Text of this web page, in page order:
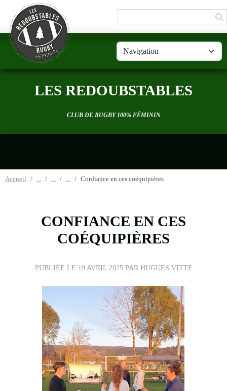
LES REDOUBSTABLES
CLUB DE RUGBY 100% FÉMININ
Accueil Confiance en ces coéquipières
CONFIANCE EN CES
COÉQUIPIÈRES
PUBLIÉE LE 19 AVRIL 2025PAR HUGUES VITTE
Panneau de gestion des cookies